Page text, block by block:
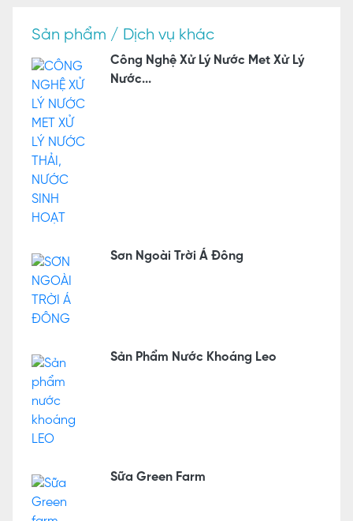
Sản phẩm / Dịch vụ khác
Công Nghệ Xử Lý Nước Met Xử Lý
Nước...
Sơn Ngoài Trời Á Đông
Sản Phẩm Nước Khoáng Leo
Sữa Green Farm